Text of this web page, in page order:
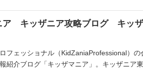
ア キッザニア攻略ブログ キッザ
フェッショナル（KidZaniaProfessional）
紹介ブログ「キッザマニア」。キッザニア